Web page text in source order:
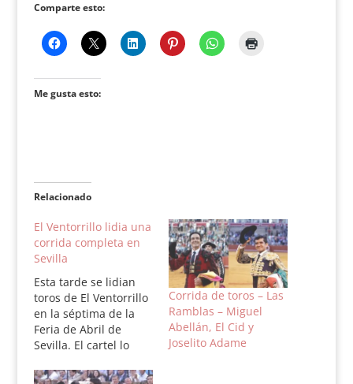
Comparte esto:
Me gusta esto:
Relacionado
El Ventorrillo lidia una
corrida completa en
Sevilla
Esta tarde se lidian
toros de El Ventorrillo
en la séptima de la
Feria de Abril de
Sevilla. El cartel lo
Urdiales, Iván Fandiño
Corrida de toros – Las
Ramblas – Miguel
Abellán, El Cid y
Joselito Adame